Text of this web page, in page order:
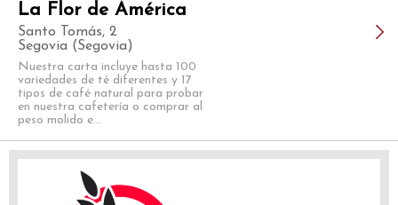
La Flor de América
Santo Tomás, 2
Segovia (Segovia)
Nuestra carta incluye hasta 100
variedades de té diferentes y 17
tipos de café natural para probar
en nuestra cafetería o comprar al
peso molido e...